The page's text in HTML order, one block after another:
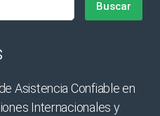
Asistencia Confiable en
Internacionales y